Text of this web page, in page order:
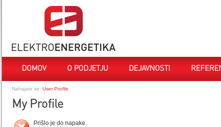
DOMOV O PODJETJU DEJAVNOSTI
Nahajate se: User Profile
My Profile
Prišlo je do napake.